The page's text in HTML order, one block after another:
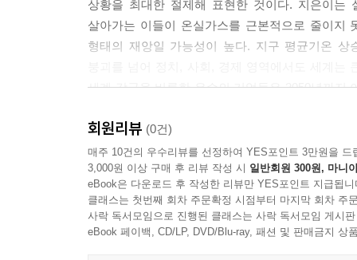
달러로 추산되는 금융시스템은 기후변화를 막을
프리미엄으로 계산함으로써 기후변화를 유발하
여하는 것이다. 단순하게 생각하면 해결 방식은
재생에너지를 사용하지 않는 것이 이제는 재무 리
약 1%이고, 나머지는 화석연료가 차지하고 있다.
이 100% 재생에너지를 사용하자고 협의한 이니
지 않은 기업은 높은 에너지 비용을 감당해야 하
한 자금이 필요하겠지만, 장기적으로는 비용을 낮
고 있는지 대중에게 평가받곤 하는데, 이를 충족
상황을 최대한 절제해 표현한 것이다. 지은이는
살아가는 이들이 온실가스를 근본적으로 줄이
형태의 재앙일 가능성이 높다. 지구 평균기온
세계 각국을 비롯한 유수의 기업들은 2050년까지
온실가스 배출이 없는 녹색경제시스템으로 탈
지금까지 사용해온 에너지원을 전부 바꿔야 한
이상으로 어려운 과정을 겪어야만 달성할 수 있다.
그 목표를 달성하기까지 경제적으로 어떤 위험
첫째 장인 ‘기후와 삶’에서는 기후변화 문제를
회원리뷰 (0건)
매주 10건의 우수리뷰를 선정하여 YES포인트 3만원을 드
3,000원 이상 구매 후 리뷰 작성 시 일반회원 300원, 마니
eBook은 다운로드 후 작성한 리뷰만 YES포인트 지급됩니
클래스는 첫번째 회차 주문확정 시점부터 마지막 회차 주
사락 독서모임으로 진행된 클래스는 사락 독서모임 게시
eBook 페이백, CD/LP, DVD/Blu-ray, 패션 및 판매금지 상